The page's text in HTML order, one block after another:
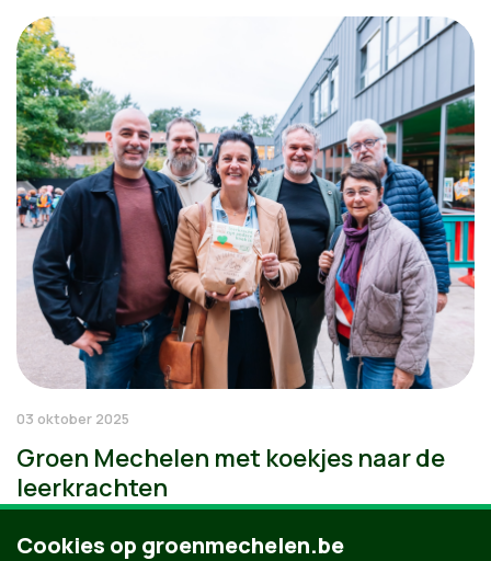
03 oktober 2025
Groen Mechelen met koekjes naar de
leerkrachten
Cookies op groenmechelen.be